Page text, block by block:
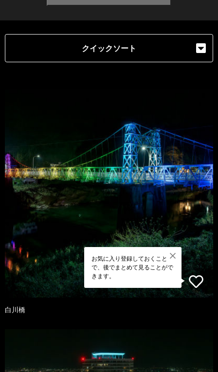
クイックソート
お気に入り登録しておくこと
で、後でまとめて見ることがで
きます。
白川橋